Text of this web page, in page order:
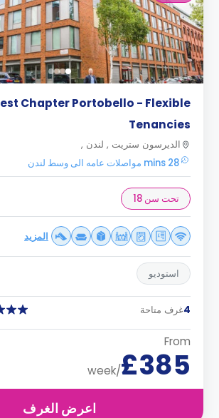
Chapter Portobello - Flexible
Tenancies
الديرسون ستريت , لندن ,
28 mins مواصلات عامه الى وسط لندن
تحت سن 18
المزيد
استوديو
4غرف متاحة
From
£385
/week
اعرض الغرف